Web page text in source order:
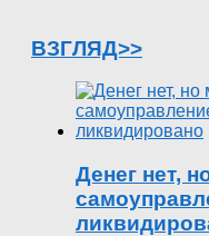
ВЗГЛЯД>>
Денег нет,